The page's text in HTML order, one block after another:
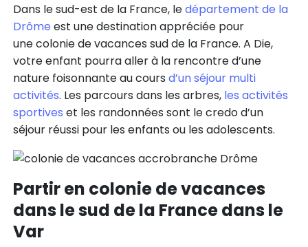
Dans le sud-est de la France, ledépartement de la
Drôme est une destination appréciée pour
une colonie de vacances sud de la France. A Die,
votre enfant pourra aller à la rencontre d’une
nature foisonnante au cours d’un séjour multi
activités. Les parcours dans les arbres, les activités
sportives et les randonnées sont le credo d’un
séjour réussi pour les enfants ou les adolescents.
Partir en colonie de vacances
dans le sud de la France dans le
Var